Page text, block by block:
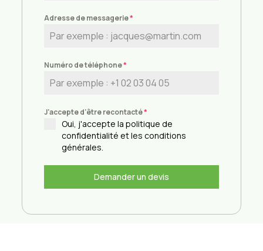
Adresse de messagerie*
Numéro de téléphone*
J'accepte d'être recontacté*
Oui, j'accepte la politique de
confidentialité et les conditions
générales.
Demander un devis